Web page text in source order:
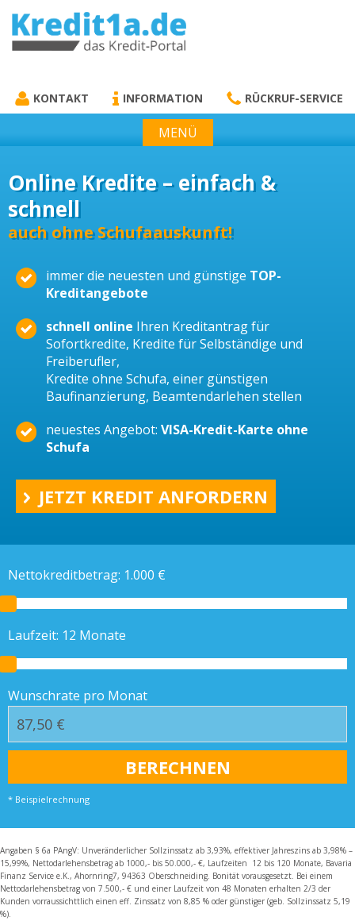
KREDIT1A.DE
KONTAKT INFORMATION RÜCKRUF-SERVICE
MENÜ
Online Kredite – einfach &
schnell
auch ohne Schufaauskunft!
immer die neuesten und günstige TOP-
Kreditangebote
schnell online Ihren Kreditantrag für
Sofortkredite, Kredite für Selbständige und
Freiberufler,
Kredite ohne Schufa, einer günstigen
Baufinanzierung, Beamtendarlehen stellen
neuestes Angebot: VISA-Kredit-Karte ohne
Schufa
JETZT KREDIT ANFORDERN
Nettokreditbetrag: 1.000 €
Laufzeit: 12 Monate
Wunschrate pro Monat
* Beispielrechnung
Angaben § 6a PAngV: Unveränderlicher Sollzinssatz ab 3,93%, effektiver Jahreszins ab 3,98% –
15,99%, Nettodarlehensbetrag ab 1000,- bis 50.000,- €, Laufzeiten 12 bis 120 Monate, Bavaria
Finanz Service e.K., Ahornring7, 94363 Oberschneiding. Bonität vorausgesetzt. Bei einem
Nettodarlehensbetrag von 7.500,- € und einer Laufzeit von 48 Monaten erhalten 2/3 der
Kunden vorraussichttlich einen eff. Zinssatz von 8,85 % oder günstiger (geb. Sollzinssatz 5,19
%).